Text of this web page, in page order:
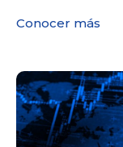
Conocer más